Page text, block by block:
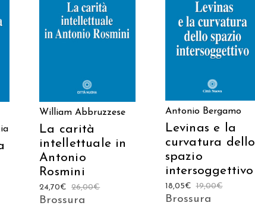
AGGIUNGI AL
CARRELLO
William Abbruzzese
La carità
intellettuale in
Antonio
Rosmini
26,00€
24,70€
Brossura
AGGIUNGI AL
CARRELLO
Antonio Bergamo
Levinas e la
curvatura dello
spazio
intersoggettivo
19,00€
18,05€
Brossura